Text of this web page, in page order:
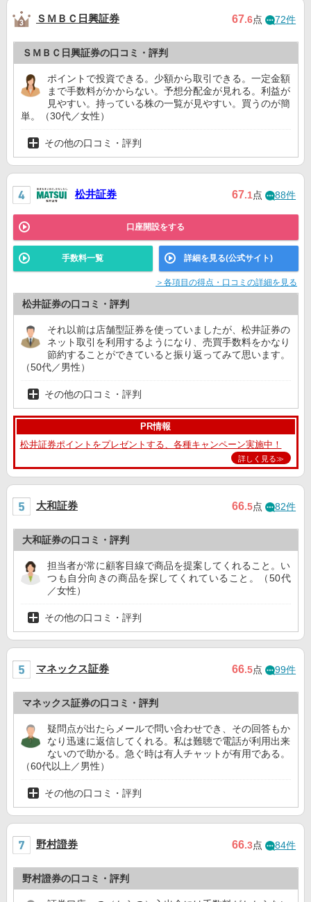
ＳＭＢＣ日興証券 67.6点 72件
ＳＭＢＣ日興証券の口コミ・評判
ポイントで投資できる。少額から取引できる。一定金額
まで手数料がかからない。予想分配金が見れる。利益が
見やすい。持っている株の一覧が見やすい。買うのが簡
単。（30代／女性）
その他の口コミ・評判
松井証券 67.1点 88件
口座開設をする
手数料一覧 詳細を見る(公式サイト)
＞各項目の得点・口コミの詳細を見る
松井証券の口コミ・評判
それ以前は店舗型証券を使っていましたが、松井証券の
ネット取引を利用するようになり、売買手数料をかなり
節約することができていると振り返ってみて思います。
（50代／男性）
その他の口コミ・評判
PR情報
松井証券ポイントをプレゼントする、各種キャンペーン実施中！
詳しく見る≫
大和証券 66.5点 82件
大和証券の口コミ・評判
担当者が常に顧客目線で商品を提案してくれること。い
つも自分向きの商品を探してくれていること。（50代
／女性）
その他の口コミ・評判
マネックス証券 66.5点 99件
マネックス証券の口コミ・評判
疑問点が出たらメールで問い合わせでき、その回答もか
なり迅速に返信してくれる。私は難聴で電話が利用出来
ないので助かる。急ぐ時は有人チャットが有用である。
（60代以上／男性）
その他の口コミ・評判
野村證券 66.3点 84件
野村證券の口コミ・評判